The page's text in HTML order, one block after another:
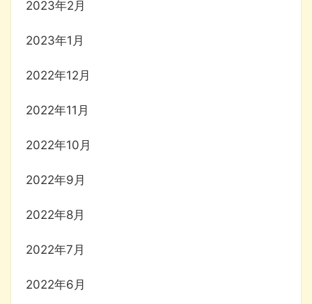
2023年2月
2023年1月
2022年12月
2022年11月
2022年10月
2022年9月
2022年8月
2022年7月
2022年6月